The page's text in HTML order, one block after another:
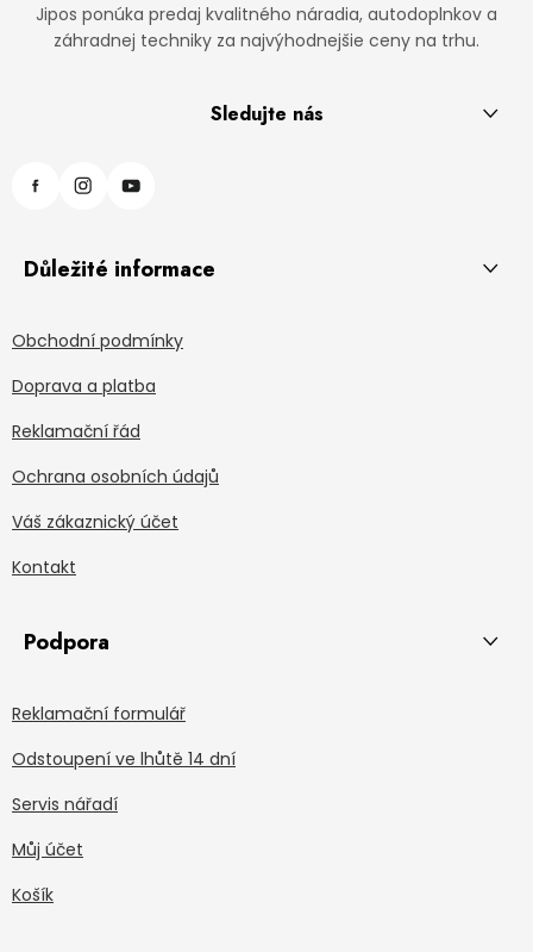
Jipos ponúka predaj kvalitného náradia, autodoplnkov a
záhradnej techniky za najvýhodnejšie ceny na trhu.
Sledujte nás
Důležité informace
Obchodní podmínky
Doprava a platba
Reklamační řád
Ochrana osobních údajů
Váš zákaznický účet
Kontakt
Podpora
Reklamační formulář
Odstoupení ve lhůtě 14 dní
Servis nářadí
Můj účet
Košík